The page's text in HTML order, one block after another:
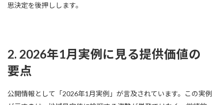
思決定を後押しします。
2. 2026年1月実例に見る提供価値の
要点
公開情報として「2026年1月実例」が言及されています。この実例